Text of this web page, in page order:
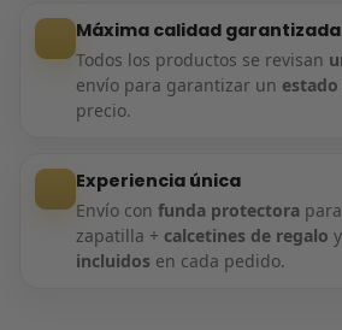
Máxima calidad garantizada
Todos los productos se revisan
envío para garantizar un
precio.
Experiencia única
Envío con funda protectorapara
zapatilla + calcetines de regalo y
incluidos en cada pedido.